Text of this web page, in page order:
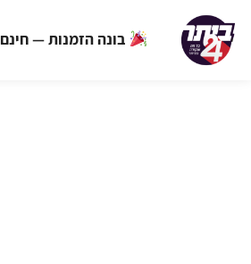
בונה הזמנות — חינם